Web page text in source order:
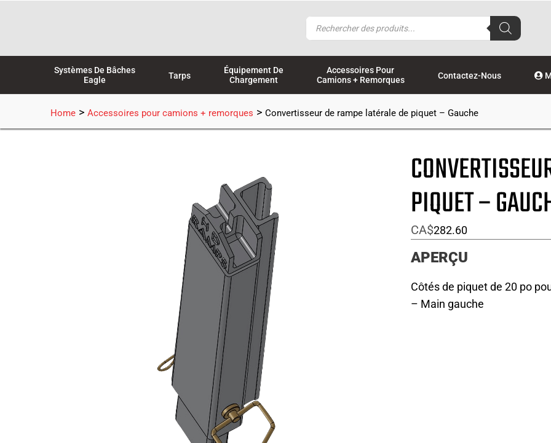
Recherche
de
produits
Systèmes De Bâches
Eagle
Tarps
Équipement De
Chargement
Accessoires Pour
Camions + Remorques
Contactez-Nous
Home > Accessoires pour camions + remorques > Convertisseur de rampe latérale de piquet – Gauche
PIQUET –
CA$282.60
APERÇU
Côtés de piquet de 20 po
– Main gauche